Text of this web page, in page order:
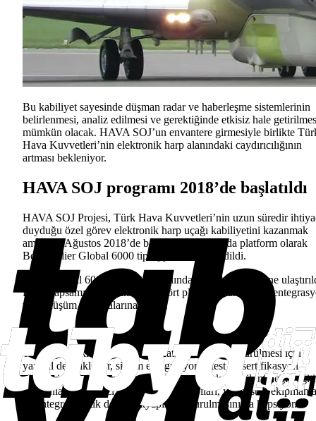
Bu kabiliyet sayesinde düşman radar ve haberleşme sistemlerinin
belirlenmesi, analiz edilmesi ve gerektiğinde etkisiz hale
mümkün olacak. HAVA SOJ’un envantere girmesiyle birlikte
Hava Kuvvetleri’nin elektronik harp alanındaki caydırıcılığının
artması bekleniyor.
HAVA SOJ programı 2018’de başlatıldı
HAVA SOJ Projesi, Türk Hava Kuvvetleri’nin uzun süredir
duyduğu özel görev elektronik harp uçağı kabiliyetini kazanmak
amacıyla Ağustos 2018’de başlatıldı. Programda platform olarak
Bombardier Global 6000 tipi iş jetleri tercih edildi.
İlk iki Global 6000 uçağı 2019 yılında TUSAŞ tesislerine
Proje kapsamında temin edilen dört platform daha sonra
ve dönüşüm çalışmalarına alındı.
TUSAŞ, uçakların özel görev platformuna dönüştürülmesi için
yapısal değişiklikler, sistem entegrasyonu, test ve sertifikasyon
süreçlerini yürütüyor. Program yalnızca uçak tedarikini değil;
ve planlama merkezi, hangar ve filo yapıları, yer destek
ve entegre lojistik destek altyapısının kurulmasını da kapsıyor.